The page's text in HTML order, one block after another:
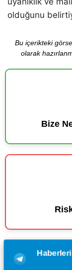
olduğunu
Bu içerikteki
olarak
Bize